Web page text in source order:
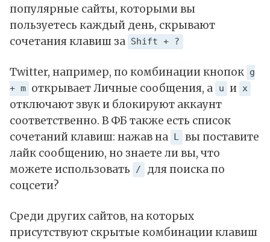
популярные сайты, которыми вы
пользуетесь каждый день, скрывают
сочетания клавиш за Shift + ?
Twitter, например, по комбинации кнопок g
+ m открывает Личные сообщения, а u и x
отключают звук и блокируют аккаунт
соответственно. В ФБ также есть список
сочетаний клавиш: нажав на
L вы поставите
лайк сообщению, но знаете ли вы, что
можете использовать
/
для поиска по
соцсети?
Среди других сайтов, на которых
присутствуют скрытые комбинации клавиш